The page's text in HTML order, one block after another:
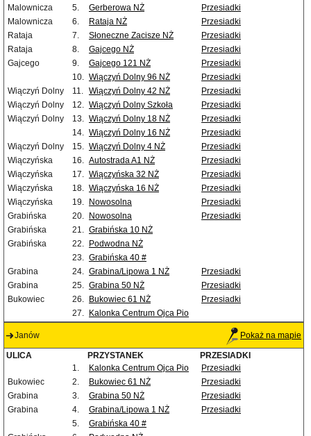
Malownicza
5. Gerberowa NŻ
Przesiadki
Malownicza
6. Rataja NŻ
Przesiadki
Rataja
7. Słoneczne Zacisze NŻ
Przesiadki
Rataja
8. Gajcego NŻ
Przesiadki
Gajcego
9. Gajcego 121 NŻ
Przesiadki
10. Wiączyń Dolny 96 NŻ
Przesiadki
Wiączyń Dolny
11. Wiączyń Dolny 42 NŻ
Przesiadki
Wiączyń Dolny
12. Wiączyń Dolny Szkoła
Przesiadki
Wiączyń Dolny
13. Wiączyń Dolny 18 NŻ
Przesiadki
14. Wiączyń Dolny 16 NŻ
Przesiadki
Wiączyń Dolny
15. Wiączyń Dolny 4 NŻ
Przesiadki
Wiączyńska
16. Autostrada A1 NŻ
Przesiadki
Wiączyńska
17. Wiączyńska 32 NŻ
Przesiadki
Wiączyńska
18. Wiączyńska 16 NŻ
Przesiadki
Wiączyńska
19. Nowosolna
Przesiadki
Grabińska
20. Nowosolna
Przesiadki
Grabińska
21. Grabińska 10 NŻ
Grabińska
22.
Podwodna NŻ
23. Grabińska 40 #
Grabina
24. Grabina/Lipowa 1 NŻ
Przesiadki
Grabina
25. Grabina 50 NŻ
Przesiadki
Bukowiec
26. Bukowiec 61 NŻ
Przesiadki
27.
Kalonka Centrum Ojca Pio
Janów Pokaż na mapie
ULICA PRZYSTANEK
PRZESIADKI
1.
Kalonka Centrum Ojca Pio
Przesiadki
Bukowiec
2. Bukowiec 61 NŻ
Przesiadki
Grabina
3. Grabina 50 NŻ
Przesiadki
Grabina
4. Grabina/Lipowa 1 NŻ
Przesiadki
5.
Grabińska 40 #